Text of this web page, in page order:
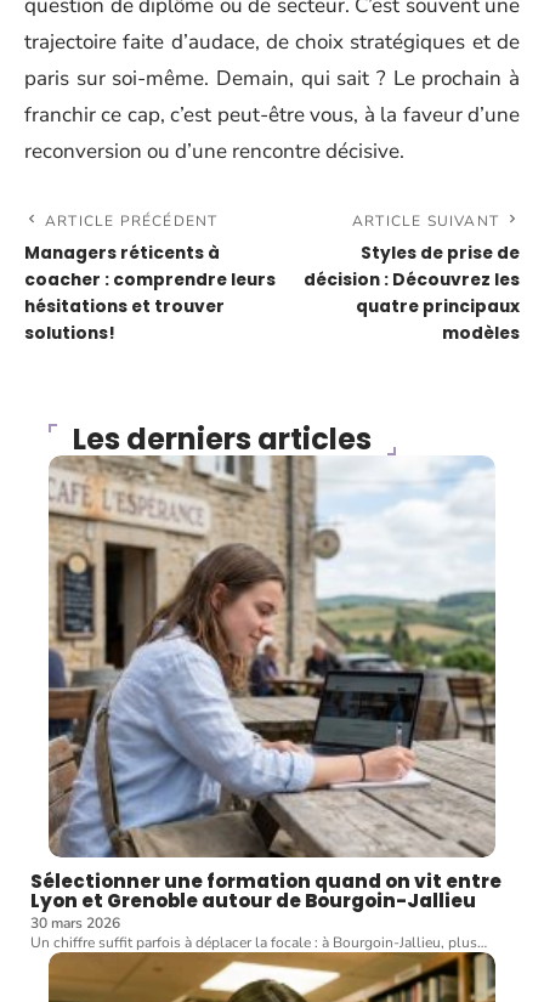
trajectoire faite d’audace, de choix stratégiques et de
paris sur soi-même. Demain, qui sait ? Le prochain à
franchir ce cap, c’est peut-être vous, à la faveur d’une
reconversion ou d’une rencontre décisive.
ARTICLE PRÉCÉDENT
Managers réticents à
coacher : comprendre leurs
hésitations et trouver
solutions!
ARTICLE SUIVANT
Styles de prise de
décision : Découvrez les
quatre principaux
modèles
Les derniers articles
Sélectionner une formation quand on vit entre
Lyon et Grenoble autour de Bourgoin-Jallieu
30 mars 2026
Un chiffre suffit parfois à déplacer la focale : à Bourgoin-Jallieu, plus…